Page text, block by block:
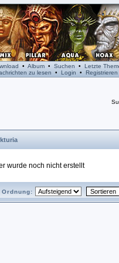
• Album• Suchen • Letzte
zu lesen • Login • Registrieren
wurde noch nicht erstellt
Ordnung: